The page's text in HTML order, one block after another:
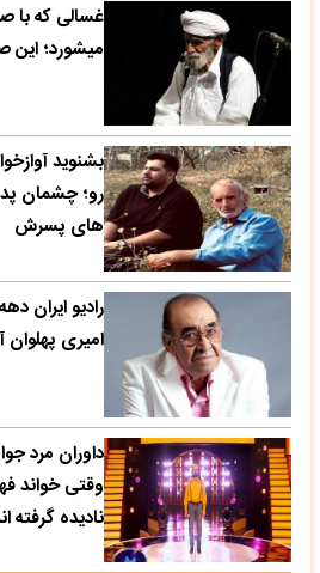
غسالی که با
میشورد؛ این
بشنوید
رو؛ چشمان
های پسرش
امیری پهلوان
داوران مرد
وقتی خواند
نادیده گرفته